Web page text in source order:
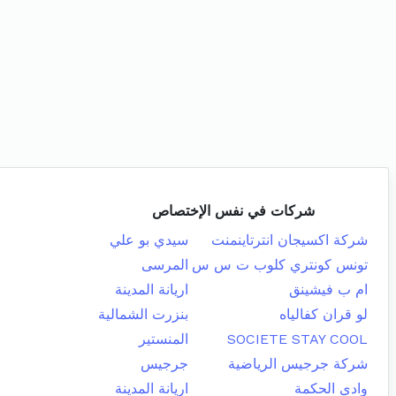
شركات في نفس الإختصاص
شركة اكسيجان انترتاينمنت
سيدي بو علي
تونس كونتري كلوب ت س س المرسى
ام ب فيشينق
اريانة المدينة
لو قران كفالياه
بنزرت الشمالية
SOCIETE STAY COOL
المنستير
شركة جرجيس الرياضية
جرجيس
وادي الحكمة
اريانة المدينة